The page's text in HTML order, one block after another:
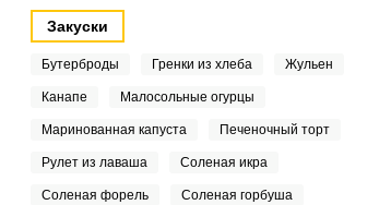
Закуски
Бутерброды Гренки из хлеба Жульен
Канапе Малосольные огурцы
Маринованная капуста Печеночный торт
Рулет из лаваша Соленая икра
Соленая форель Соленая горбуша